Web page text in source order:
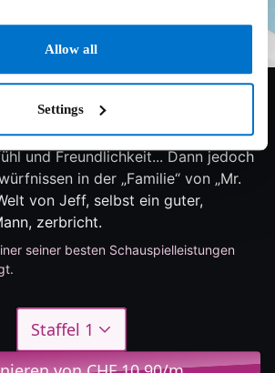
Allow all
Settings
Kultrolle als Mr. Pickles nicht
der USA und ist ihnen ein
und Freundlichkeit... Dann jedoch
in der „Familie“ von „Mr.
von Jeff, selbst ein guter,
zerbricht.
seiner besten Schauspielleistungen
Staffel 1